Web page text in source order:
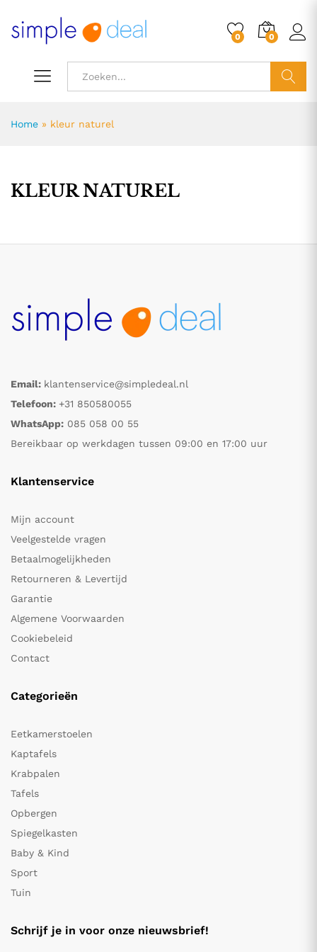
0 0
Home » kleur naturel
KLEUR NATUREL
Email: klantenservice@simpledeal.nl
Telefoon: +31 850580055
WhatsApp: 085 058 00 55
Bereikbaar op werkdagen tussen 09:00 en 17:00 uur
Klantenservice
Mijn account
Veelgestelde vragen
Betaalmogelijkheden
Retourneren & Levertijd
Garantie
Algemene Voorwaarden
Cookiebeleid
Contact
Categorieën
Eetkamerstoelen
Kaptafels
Krabpalen
Tafels
Opbergen
Spiegelkasten
Baby & Kind
Sport
Tuin
Schrijf je in voor onze nieuwsbrief!